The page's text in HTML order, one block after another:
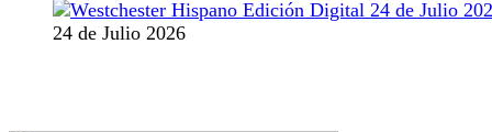
24 de Julio 2026